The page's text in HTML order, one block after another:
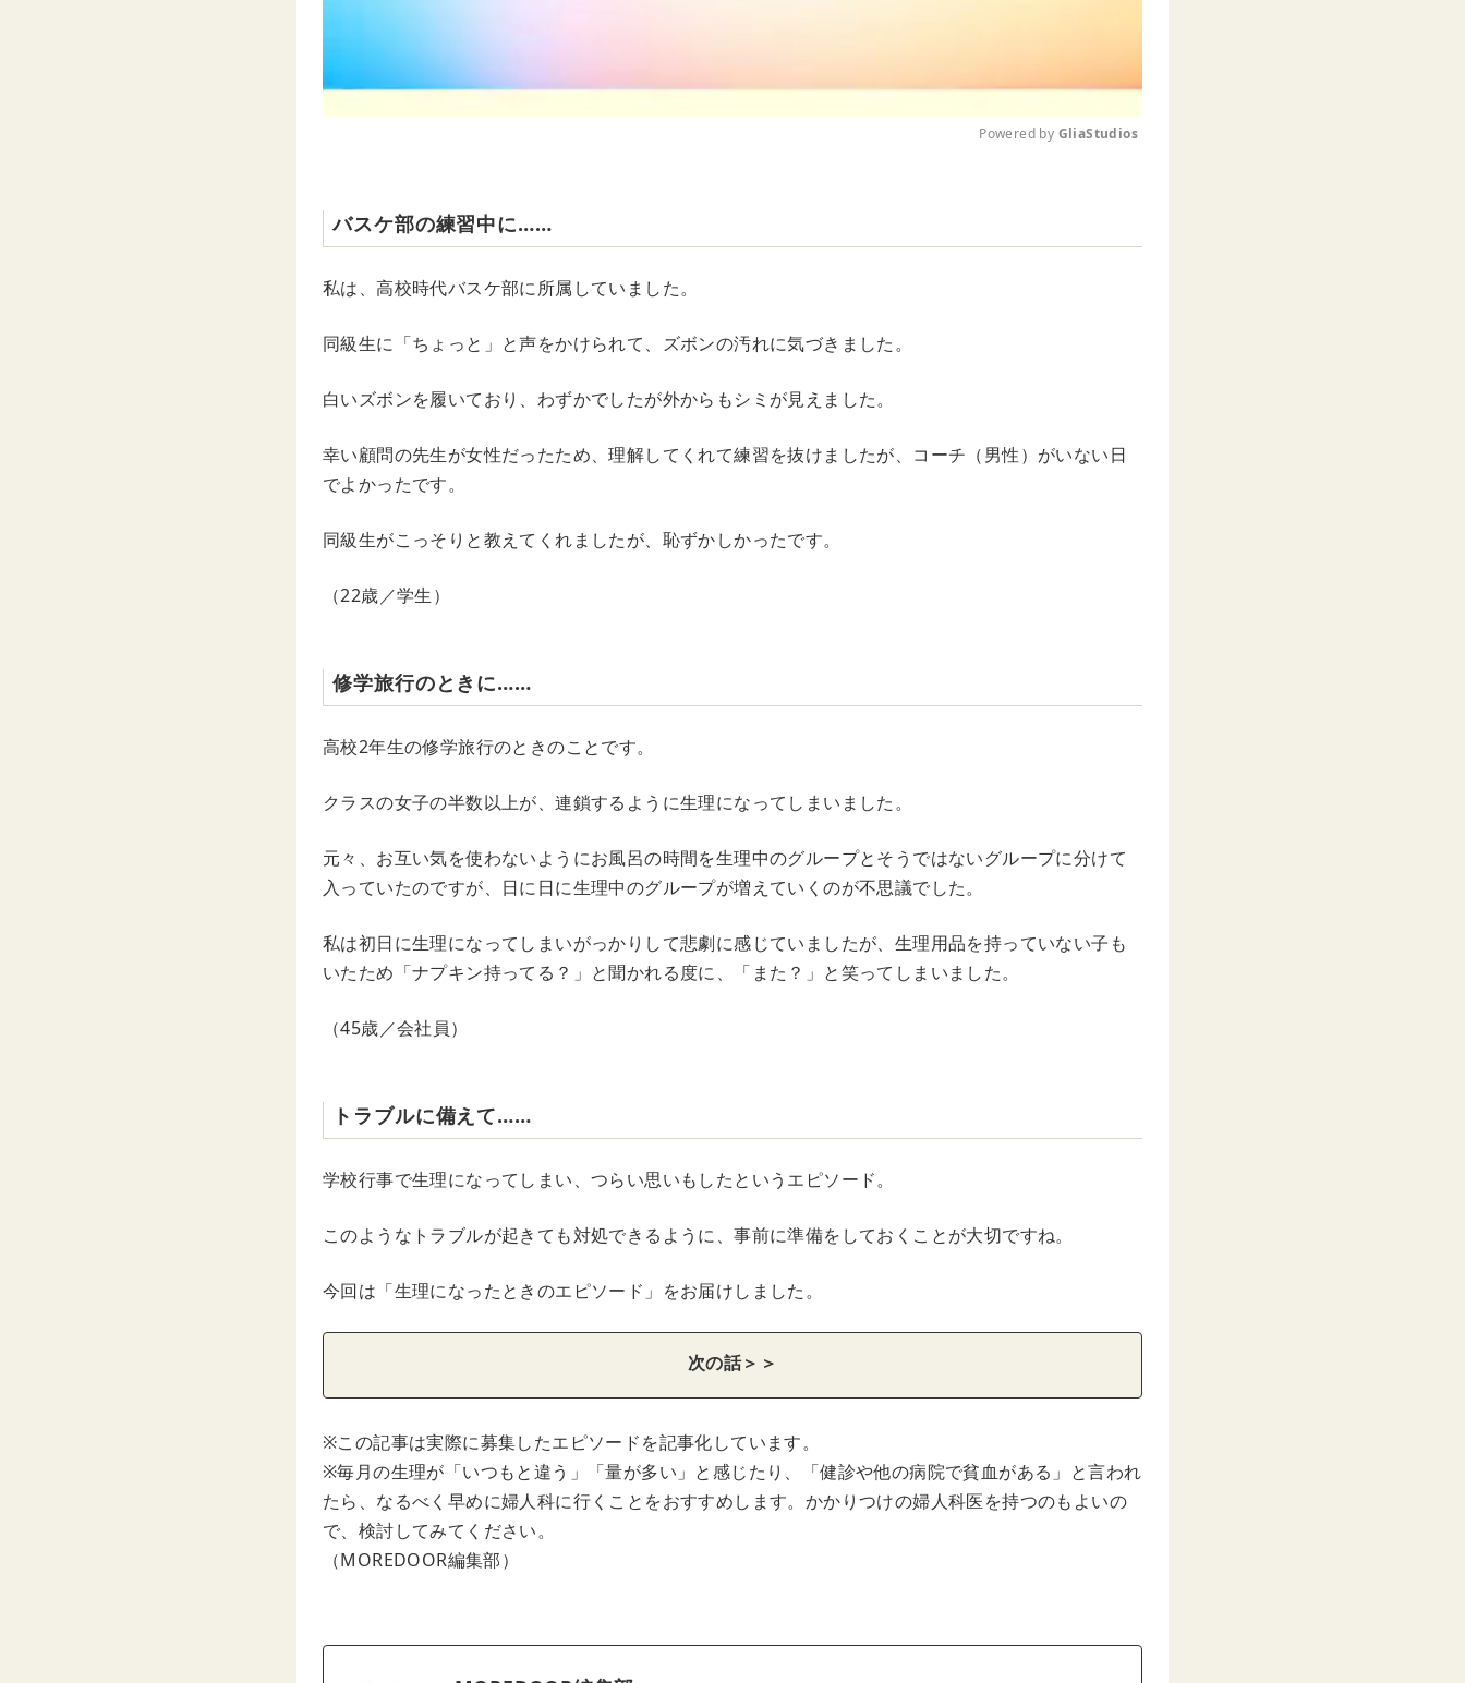
t
Powered by GliaStudios
バスケ部の練習中に……
私は、高校時代バスケ部に所属していました。
同級生に「ちょっと」と声をかけられて、ズボンの汚れに気づきました。
白いズボンを履いており、わずかでしたが外からもシミが見えました。
幸い顧問の先生が女性だったため、理解してくれて練習を抜けましたが、コーチ（男性）がいない日
でよかったです。
同級生がこっそりと教えてくれましたが、恥ずかしかったです。
（22歳／学生）
修学旅行のときに……
高校2年生の修学旅行のときのことです。
クラスの女子の半数以上が、連鎖するように生理になってしまいました。
元々、お互い気を使わないようにお風呂の時間を生理中のグループとそうではないグループに分けて
入っていたのですが、日に日に生理中のグループが増えていくのが不思議でした。
私は初日に生理になってしまいがっかりして悲劇に感じていましたが、生理用品を持っていない子も
いたため「ナプキン持ってる？」と聞かれる度に、「また？」と笑ってしまいました。
（45歳／会社員）
トラブルに備えて……
学校行事で生理になってしまい、つらい思いもしたというエピソード。
このようなトラブルが起きても対処できるように、事前に準備をしておくことが大切ですね。
今回は「生理になったときのエピソード」をお届けしました。
次の話＞＞
※この記事は実際に募集したエピソードを記事化しています。
※毎月の生理が「いつもと違う」「量が多い」と感じたり、「健診や他の病院で貧血がある」と言われ
たら、なるべく早めに婦人科に行くことをおすすめします。かかりつけの婦人科医を持つのもよいの
で、検討してみてください。
（MOREDOOR編集部）